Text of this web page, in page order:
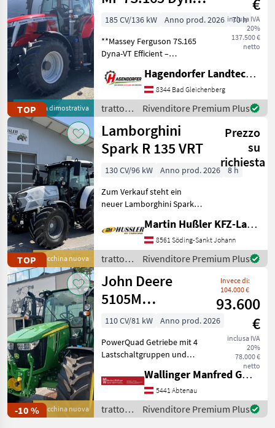
TOP
Macchina dimostrativa
VT Efficient
inclusa IVA
20%
137.500 €
netto
185 CV/136 kW Anno prod. 2026
70 h
**Massey Ferguson 7S.165
Dyna-VT Efficient –
ca. 70 Betriebsstunden!**
Nutzen Sie die Gelegenheit
und sichern Sie sich diese
**nahezu voll
Hagendorfer Landtechnik
8344 Bad Gleichenberg
trattori
/
Massey
Ferguson
Rivenditore Premium Plus
TOP Macchina nuova
Lamborghini
Spark R 135 VRT
Prezzo
su
richiesta
130 CV/96 kW Anno prod. 2026
8 h
Zum Verkauf steht ein
neuer Lamborghini Spark
Vollausstattung! •
FARMotion 45
Vierzylindermotor •
stufenloses 50km/h
Getriebe mit Powershuttle
Martin Hußler KFZ-Landtechnik
8561 Söding-Sankt Johann
trattori
/
Lamborghini
Rivenditore Premium Plus
-10 %Macchina nuova
John Deere
5105M
PowrQuad Plus
Invece di:
104.000 €
93.600
€
inclusa IVA
20%
78.000 €
netto
110 CV/81 kW
Anno prod. 2026
PowerQuad Getriebe mit 4
Lastschaltgruppen und
Haupt und
Zusatzscheinwerfer
Zusatzscheinwerfer über
Blinkerleuchten
Wallinger Manfred GmbH.
5441 Abtenau
trattori
/ John
Rivenditore Premium Plus